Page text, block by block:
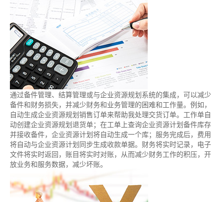
通过备件管理、结算管理或与企业资源规划系统的集成，可以减少
备件和财务损失，并减少财务和业务管理的困难和工作量。例如，
自动生成企业资源规划销售订单来帮助我处理交货订单。工作单自
动创建企业资源规划退货单；在工单上查询企业资源计划备件库存
并接收备件，企业资源计划将自动生成一个库；服务完成后，费用
将自动与企业资源计划同步生成收款单据。财务将实时记录，电子
文件将实时返回，账目将实时对账，从而减少财务工作的积压，开
放业务和服务数据，减少坏账。